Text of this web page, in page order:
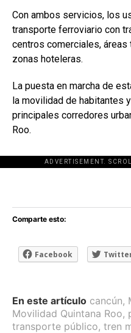
Con ambos servicios, los
transporte ferroviario con
centros comerciales,
zonas hoteleras.
La puesta en marcha de
la movilidad de habitantes
principales corredores
Roo.
ADVERTISEMENT.
[adsforwp
Comparte esto:
Facebook
En este artículo cancún,
Movilidad Quintana Roo,
transporte público, tren